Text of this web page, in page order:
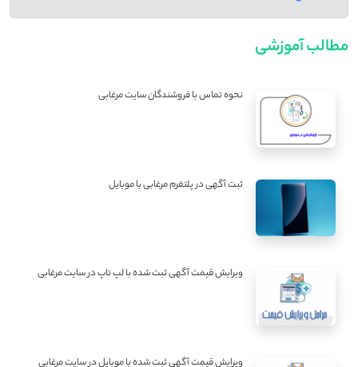
مطالب آموزشی
نحوه تماس با فروشندگان سایت مرغابی
ثبت آگهی در پلتفرم مرغابی با موبایل
ویرایش قیمت آگهی ثبت شده با لپ تاپ در سایت مرغابی
ویرایش قیمت آگهی ثبت شده با موبایل در سایت مرغابی